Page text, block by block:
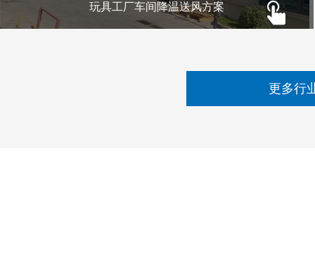
玩具工厂车间降温送风方案
更多行